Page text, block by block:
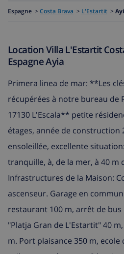
Espagne > Costa Brava > L'Estartit >
Location Villa L'Estartit
Espagne Ayia
Primera linea de mar: **Les
récupérées à notre bureau de
17130 L'Escala** petite
étages, année de construction
ensoleillée, excellente
tranquille, à, de la mer, à 40 m
Infrastructures de la Maison:
ascenseur. Garage en
restaurant 100 m, arrêt de bus
"Platja Gran de L'Estartit" 40
m. Port plaisance 350 m, ecole